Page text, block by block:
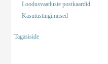
Loodusvaatluste postkaardid
Kasutustingimused
Tagasiside